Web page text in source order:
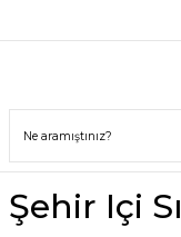
Şehir Içi